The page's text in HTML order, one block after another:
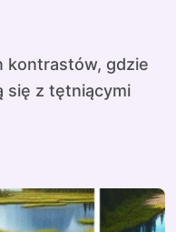
się z tętniącymi